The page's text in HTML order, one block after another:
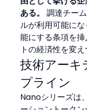
ある。
調達チー
ルが利用可能に
能にする条項を
トの経済性を変え
技術アーキ
プライン
Nanoシリーズは